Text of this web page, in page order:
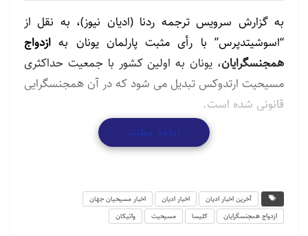
به گزارش سرویس ترجمه ردنا (ادیان نیوز)، به نقل از
“اسوشیتدپرس” با رأی مثبت پارلمان یونان بهازدواج
همجنسگرایان، یونان به اولین کشور با جمعیت حداکثری
مسیحیت ارتدوکس تبدیل می شود که در آن همجنسگرایی
قانونی شده است.
این در حالی ست که براساس برخی نظرسنجی های انجام
شده شهروندان یونانی که بیش از همه نگران افزایش
چندانی نکرده اند.
ادامه مطلب
آخرین اخبار ادیان اخبار ادیان
اخبار مسیحیان جهان
ازدواج همجنسگرایان
کلیسا مسیحیت واتیکان